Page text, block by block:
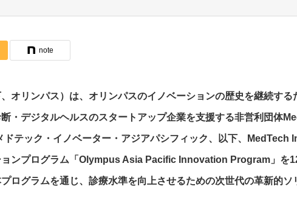
note
オリンパス）は、オリンパスのイノベーションの歴史を継続する
・デジタルヘルスのスタートアップ企業を支援する非営利団体
テック・イノベーター・アジアパシフィック、以下、MedTech
ョンプログラム「Olympus Asia Pacific Innovation Program」を
ログラムを通じ、診療水準を向上させるための次世代の革新的ソ